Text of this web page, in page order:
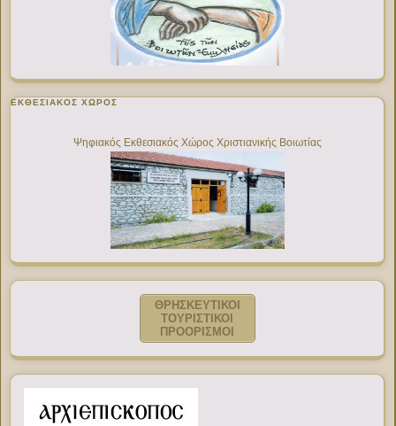
ΕΚΘΕΣΙΑΚΌΣ ΧΏΡΟΣ
Ψηφιακός Εκθεσιακός Χώρος Χριστιανικής Βοιωτίας
ΘΡΗΣΚΕΥΤΙΚΟΙ
ΤΟΥΡΙΣΤΙΚΟΙ
ΠΡΟΟΡΙΣΜΟΙ